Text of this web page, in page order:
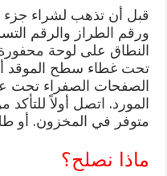
قبل أن تذهب لشراء جزء ،
ورقم الطراز والرقم
النطاق على لوحة
تحت غطاء سطح الموقد
الصفحات الصفراء تحت
المورد. اتصل أولاً
متوفر في المخزون. أو
ماذا نصلح؟